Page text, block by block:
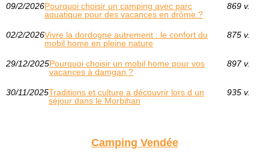
09/2/2026Pourquoi choisir un camping avec parc
aquatique pour des vacances en drôme ?
869 v.
02/2/2026Vivre la dordogne autrement : le confort du
mobil home en pleine nature
875 v.
29/12/2025Pourquoi choisir un mobil home pour vos
vacances à damgan ?
897 v.
30/11/2025Traditions et culture a découvrir lors d un
séjour dans le Morbihan
935 v.
Camping Vendée